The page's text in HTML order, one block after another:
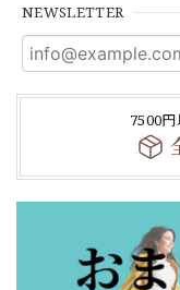
NEWSLETTER
7500